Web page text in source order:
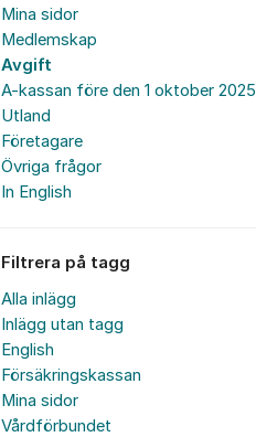
Mina sidor
Medlemskap
Avgift
A-kassan före den 1 oktober 2025
Utland
Företagare
Övriga frågor
In English
Filtrera på tagg
Alla inlägg
Inlägg utan tagg
English
Försäkringskassan
Mina sidor
Vårdförbundet